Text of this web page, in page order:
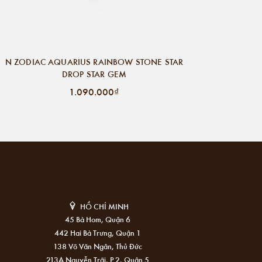
N ZODIAC AQUARIUS RAINBOW STONE STAR
DROP STAR GEM
1.090.000₫
HỒ CHÍ MINH
45 Bà Hom, Quận 6
442 Hai Bà Trưng, Quận 1
138 Võ Văn Ngân, Thủ Đức
213A Nguyễn Trãi, P.2, Quận 5